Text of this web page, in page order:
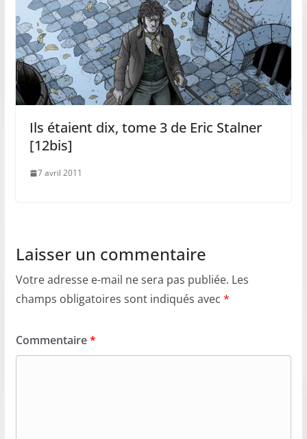
Ils étaient dix, tome 3 de Eric Stalner
[12bis]
7 avril 2011
Laisser un commentaire
Votre adresse e-mail ne sera pas publiée. Les
champs obligatoires sont indiqués avec *
Commentaire*